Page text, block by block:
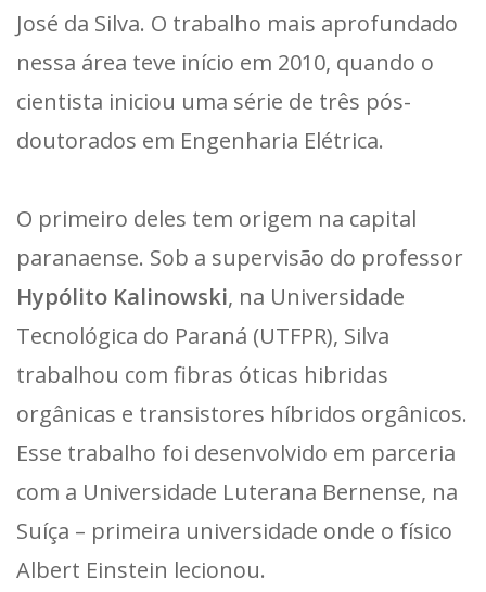
José da Silva. O trabalho mais aprofundado
nessa área teve início em 2010, quando o
cientista iniciou uma série de três pós-
doutorados em Engenharia Elétrica.
O primeiro deles tem origem na capital
paranaense. Sob a supervisão do professor
Hypólito Kalinowski, na Universidade
Tecnológica do Paraná (UTFPR), Silva
trabalhou com fibras óticas hibridas
orgânicas e transistores híbridos orgânicos.
Esse trabalho foi desenvolvido em parceria
com a Universidade Luterana Bernense, na
Suíça – primeira universidade onde o físico
Albert Einstein lecionou.